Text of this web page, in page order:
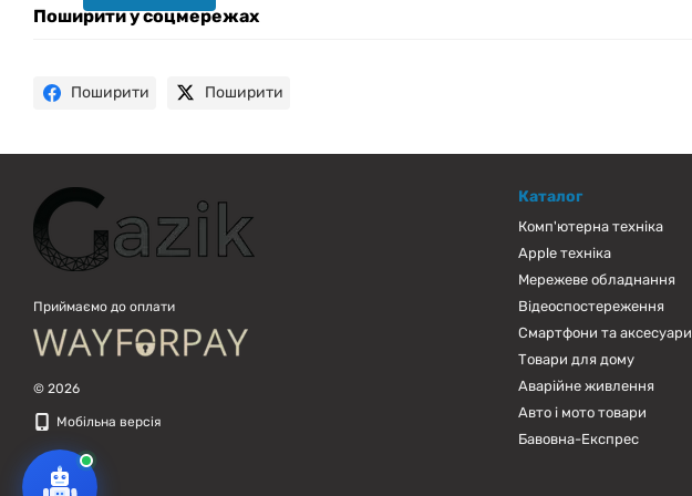
Поширити у соцмережах
Поширити Поширити
Приймаємо до оплати
© 2026
Мобільна версія
Каталог
Комп'ютерна техніка
Apple техніка
Мережеве обладнання
Відеоспостереження
Смартфони та аксесуари
Товари для дому
Аварійне живлення
Авто і мото товари
Бавовна-Експрес
техніку. Що шукаєш?